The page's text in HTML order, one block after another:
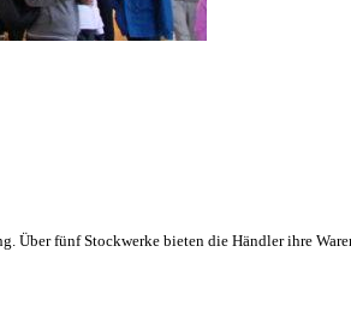
Über fünf Stockwerke bieten die Händler ihre